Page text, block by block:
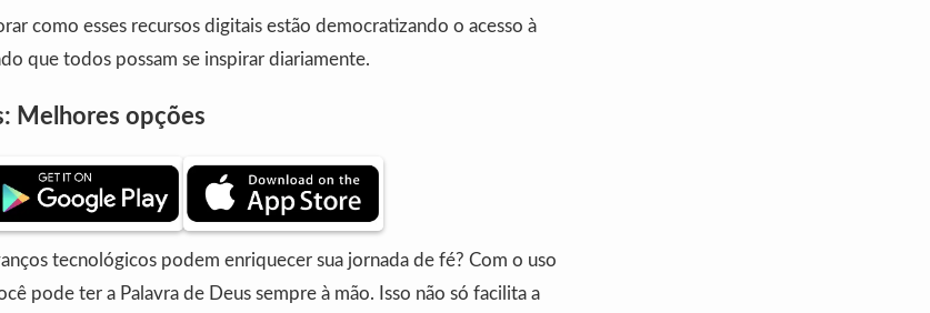
como esses recursos digitais estão democratizando o acesso à
que todos possam se inspirar diariamente.
Melhores opções
tecnológicos podem enriquecer sua jornada de fé? Com o uso
pode ter a Palavra de Deus sempre à mão. Isso não só facilita a